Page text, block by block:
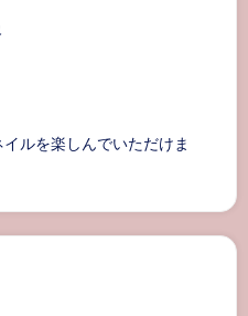
ルを楽しんでいただけま